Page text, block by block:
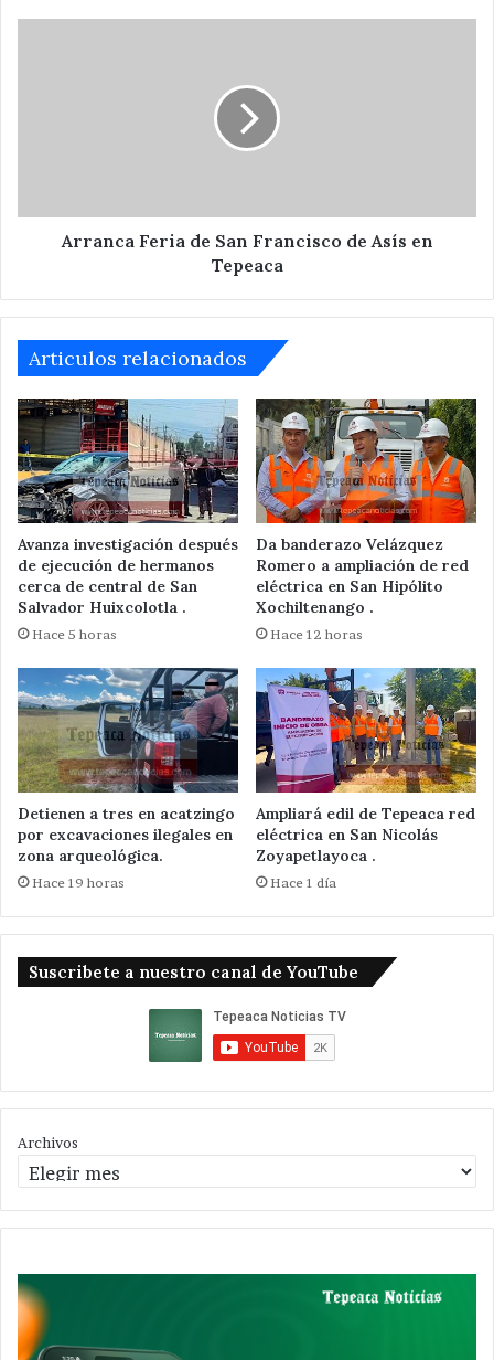
Tepeaca
Arranca Feria de San Francisco de Asís en
Tepeaca
Articulos relacionados
Avanza investigación después
de ejecución de hermanos
cerca de central de San
Salvador Huixcolotla .
Hace 5 horas
Da banderazo Velázquez
Romero a ampliación de red
eléctrica en San Hipólito
Xochiltenango .
Hace 12 horas
Detienen a tres en acatzingo
por excavaciones ilegales en
zona arqueológica.
Hace 19 horas
Ampliará edil de Tepeaca red
eléctrica en San Nicolás
Zoyapetlayoca .
Hace 1 día
Suscribete a nuestro canal de YouTube
Archivos